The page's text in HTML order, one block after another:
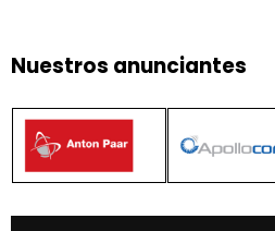
Nuestros anunciantes